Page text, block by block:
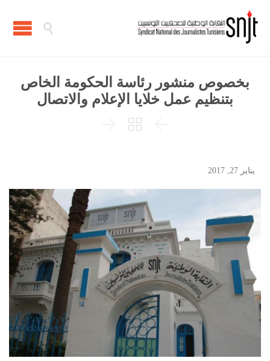

بخصوص منشور رئاسة الحكومة الخاص
بتنظيم عمل خلايا الإعلام والاتصال



يناير 27, 2017